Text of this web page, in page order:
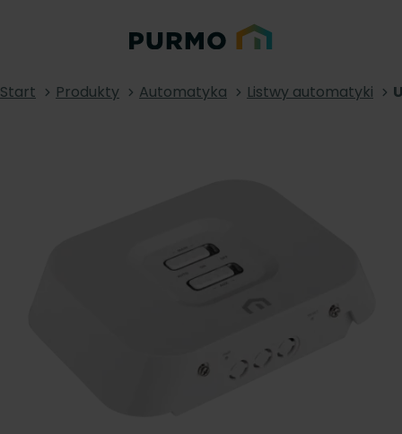
Start Produkty Automatyka Listwy automatyki